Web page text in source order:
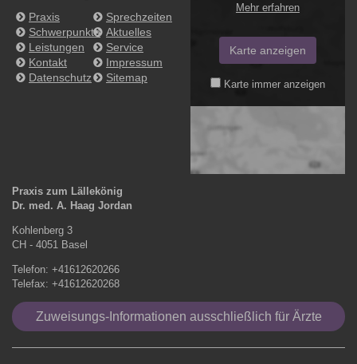
Praxis
Sprechzeiten
Schwerpunkte Aktuelles
Leistungen
Service
Kontakt
Impressum
Datenschutz
Sitemap
Mehr erfahren
Karte anzeigen
Karte immer anzeigen
Praxis zum Lällekönig
Dr. med. A. Haag Jordan
Kohlenberg 3
CH - 4051 Basel
Telefon: +41612620266
Telefax: +41612620268
Zuweisungs-Informationen ausschließlich für Ärzte